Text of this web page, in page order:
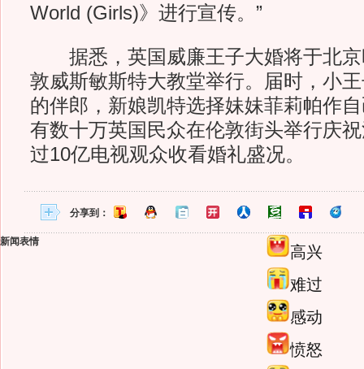
World (Girls)》进行宣传。”
据悉，英国威廉王子大婚将于北京
敦威斯敏斯特大教堂举行。届时，小
的伴郎，新娘凯特选择妹妹菲莉帕作
有数十万英国民众在伦敦街头举行庆
过10亿电视观众收看婚礼盛况。
分享到：
新闻表情
高兴
难过
感动
愤怒